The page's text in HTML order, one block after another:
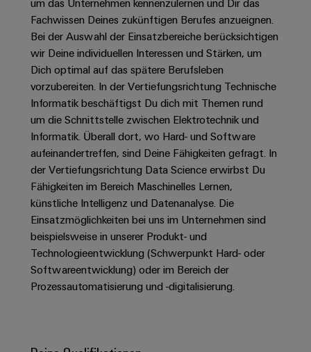
Gerätehersteller
Innovative
Verbindungslösungen
Geräte
Konventionelle
Energieerzeugung
Zukunftssicherheit
für
bewährte
Energieerzeugung
Maschinenbau
Lösungen
für
verschiedene
Segmente
der
Maschinen
Solutions
Systeme
und
Lösungen
Dezentrale
Automatisierung
Energiemanagement-
Lösungen
IIoT
&
Automation
Software
Industrial
Messumformer
Stromversorgungen
Elektronikgehäuse
Blitz-
und
Überspannungsschutz
PV
Generatoranschlusskasten
Feldbusverteiler
Automatisierung
&
Software
Support
Technischer
Support
Umweltbezogene
Produktkonformität
Engineering
Daten
Technische
Produktkataloge
Reparatur
und
Ersatzteile
Presse
Unternehmensmeldungen
Fachpressemeldungen
Pressekontakt
Unsere
Partner
IIoT
and
Automation
Partner
Netzwerk
Erfolgreiche
Karrierewege
Offene
Ausbildungs-
und
Studienplätze
Veranstaltungen
Aktuelle
Termine
Workshops
für
Schulklassen
um das Unternehmen kennenzulernen und Dir das
Fachwissen Deines zukünftigen Berufes anzueignen.
Bei der Auswahl der Einsatzbereiche berücksichtigen
wir Deine individuellen Interessen und Stärken, um
Dich optimal auf das spätere Berufsleben
vorzubereiten. In der Vertiefungsrichtung Technische
Informatik beschäftigst Du dich mit Themen rund
um die Schnittstelle zwischen Elektrotechnik und
Informatik. Überall dort, wo Hard- und Software
aufeinandertreffen, sind Deine Fähigkeiten gefragt. In
der Vertiefungsrichtung Data Science erwirbst Du
Fähigkeiten im Bereich Maschinelles Lernen,
künstliche Intelligenz und Datenanalyse. Die
Einsatzmöglichkeiten bei uns im Unternehmen sind
beispielsweise in unserer Produkt- und
Technologieentwicklung (Schwerpunkt Hard- oder
Softwareentwicklung) oder im Bereich der
Prozessautomatisierung und -digitalisierung.